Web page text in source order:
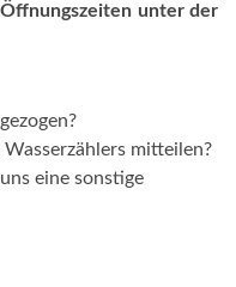
unter der
mitteilen?
eine sonstige